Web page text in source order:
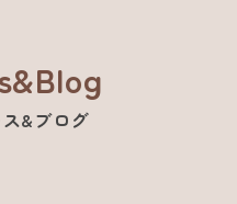
&ブログ